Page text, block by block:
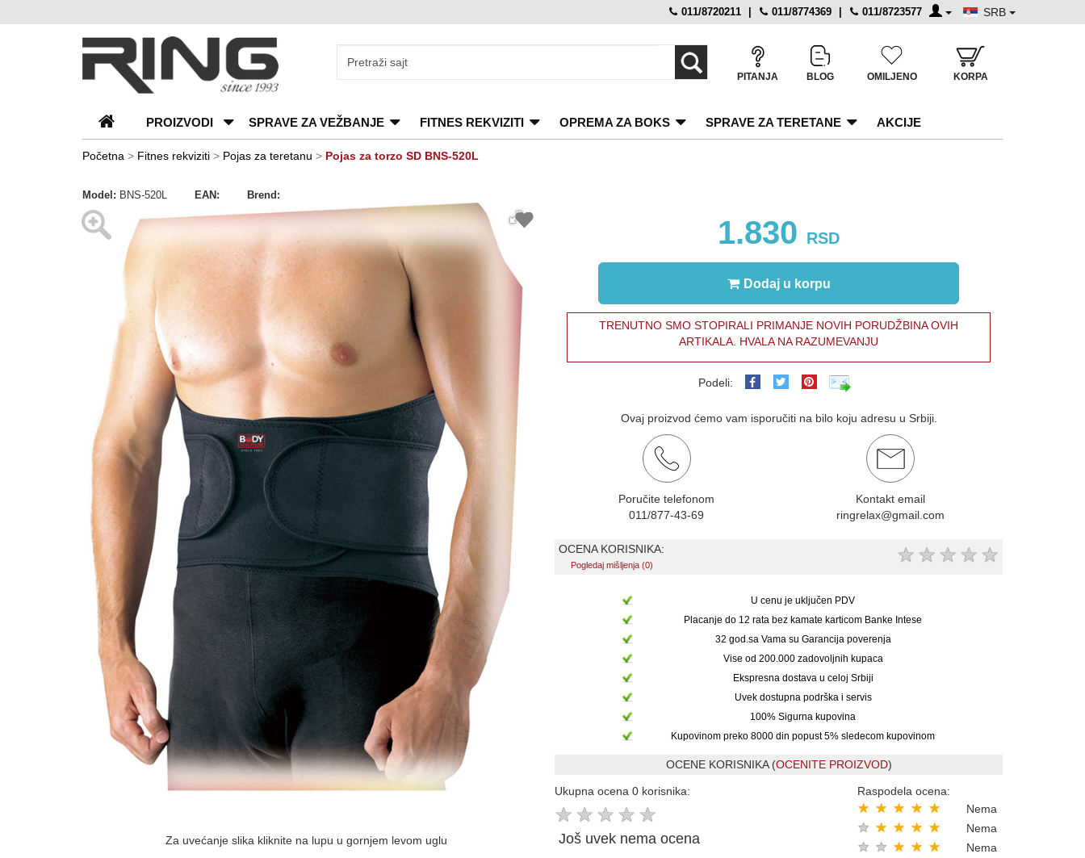
O
nama
Katalozi
Kontakt
Blog
Česta
011/8720211 | 011/8774369 | 011/8723577 SRB
PITANJA BLOG OMILJENO KORPA
PROIZVODI SPRAVE ZA VEŽBANJE FITNES REKVIZITI OPREMA ZA BOKS SPRAVE ZA TERETANE AKCIJE
Početna > Fitnes rekviziti > Pojas za teretanu > Pojas za torzo SD BNS-520L
Model: BNS-520L EAN: Brend:
Za uvećanje slika kliknite na lupu u gornjem levom uglu
1.830 RSD
Dodaj u korpu
TRENUTNO SMO STOPIRALI PRIMANJE NOVIH PORUDŽBINA OVIH
ARTIKALA. HVALA NA RAZUMEVANJU
Podeli:
Ovaj proizvod ćemo vam isporučiti na bilo koju adresu u Srbiji.
Poručite telefonom
011/877-43-69
Kontakt email
ringrelax@gmail.com
OCENA KORISNIKA:
Pogledaj mišljenja (0) ★ ★ ★ ★ ★
U cenu je uključen PDV
Placanje do 12 rata bez kamate karticom Banke Intese
32 god.sa Vama su Garancija poverenja
Vise od 200.000 zadovoljnih kupaca
Ekspresna dostava u celoj Srbiji
Uvek dostupna podrška i servis
100% Sigurna kupovina
Kupovinom preko 8000 din popust 5% sledecom kupovinom
OCENE KORISNIKA (OCENITE PROIZVOD)
Ukupna ocena 0 korisnika:
★ ★ ★ ★ ★
Još uvek nema ocena
Raspodela ocena:
★
★
★
★
★ Nema
★
★
★
★
★ Nema
★
★
★
★
★ Nema